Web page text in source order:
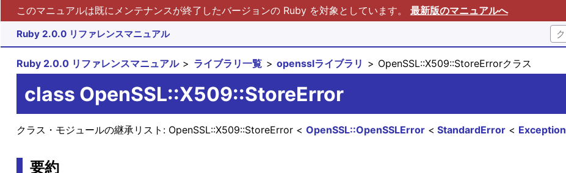
このマニュアルは既にメンテナンスが終了したバージョンの Ruby を対象としています。 最新版のマニュアルへ
Ruby 2.0.0 リファレンスマニュアル
Ruby 2.0.0 リファレンスマニュアル ライブラリ一覧 opensslライブラリ OpenSSL::X509::StoreErrorクラス
class OpenSSL::X509::StoreError
クラス・モジュールの継承リスト: Exception
StandardError
OpenSSL::OpenSSLError
OpenSSL::X509::StoreError
要約